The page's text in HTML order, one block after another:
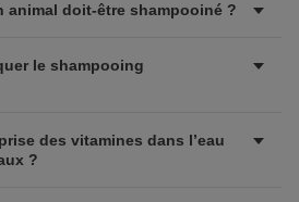
animal doit-être shampooiné ?
le shampooing
des vitamines dans l’eau
?